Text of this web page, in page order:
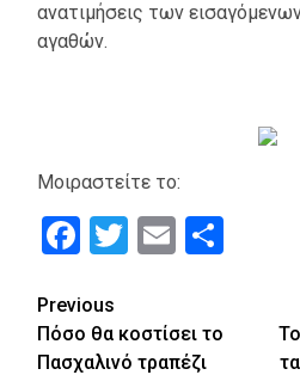
ανατιμήσεις των
αγαθών.
Μοιραστείτε το:
Facebook
Twitter
Email
Continue
Reading
Previous
Πόσο θα κοστίσει το
Πασχαλινό τραπέζι